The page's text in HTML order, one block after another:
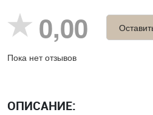
0,00
Пока нет отзывов
ОПИСАНИЕ: